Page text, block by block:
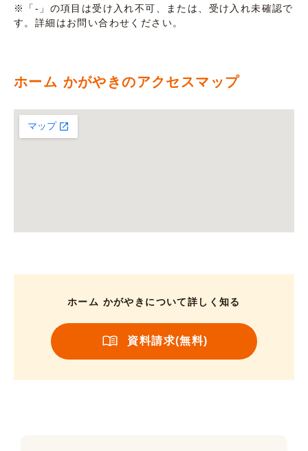
※「-」の項目は受け入れ不可、または、受け入れ未確認で
す。詳細はお問い合わせください。
ホーム かがやきのアクセスマップ
ホーム かがやきについて詳しく知る
資料請求(無料)